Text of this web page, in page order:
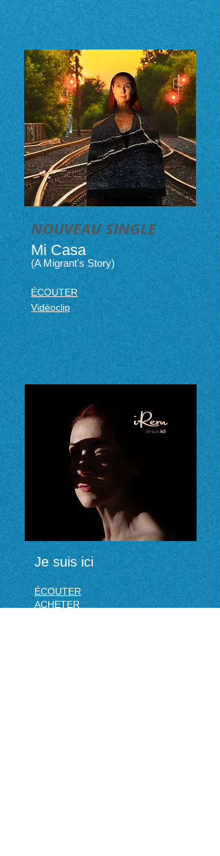
NOUVEAU SINGLE
Mi Casa
(A Migrant's Story)
ÉCOUTER
Vidéoclip
Je suis ici
ÉCOUTER
ACHETER